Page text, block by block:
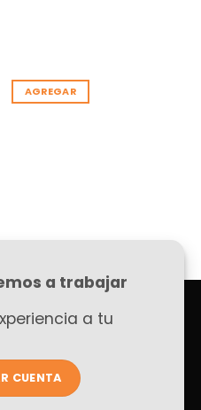
AGREGAR
a trabajar
a tu
CUENTA